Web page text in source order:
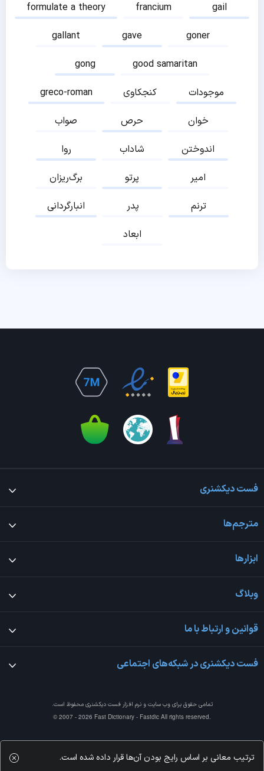
formulate a theory
francium
gail
gallant
gave
goner
gong
good samaritan
greco-roman
کنجکاوی
موجودات
صواب
حرص
خوان
روا
شاداب
اندوختن
برگ‌ریزان
پرتو
امیر
انبارگردانی
پدر
ترنم
ابعاد
فست دیکشنری
مترجم‌ها
ابزارها
وبلاگ
قوانین و ارتباط با ما
فست دیکشنری در شبکه‌های اجتماعی
تمامی حقوق برای وب سایت و نرم افزارفست دیکشنری محفوظ است.
© 2007 - 2026 Fast Dictionary - Fastdic All rights reserved.
ترتیب معانی بر اساس رایج بودن آن‌ها قرار داده شده است.